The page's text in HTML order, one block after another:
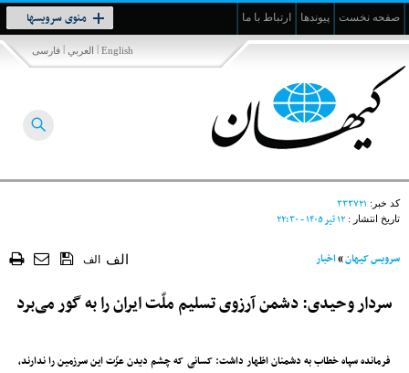
صفحه نخست پیوندها ارتباط با ما منوی سرویسها
Toggle
navigation
فارسی | العربي | English
کد خبر: ۳۳۳۷۲۱
تاریخ انتشار : ۱۲ تير ۱۴۰۵ - ۲۲:۳۰
سرویس کیهان»اخبار الف الف
سردار وحیدی: دشمن آرزوی تسلیم‌ ملّت ایران را به گور می‌برد
فرمانده سپاه خطاب به دشمنان اظهار داشت: کسانی که چشم دیدن عزّت این سرزمین را ندارند،